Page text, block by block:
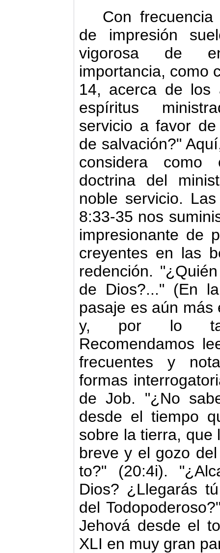
Con
de impresión
vigorosa de
importancia, como
14, acerca de los
espíritus
servicio a favor
de salvación?"
considera como
doctrina del
noble servicio.
8:33‑35 nos
impresionante de
creyentes en las
redención.
de Dios?..." (En
pasaje es aún más
y, por lo
Recomendamos
frecuentes y
formas
de Job. "¿No
desde el tiempo
sobre la tierra, que
breve y el gozo
to?" (20:4i).
Dios? ¿Llegarás
del
Jehová desde el
XLI en muy gran